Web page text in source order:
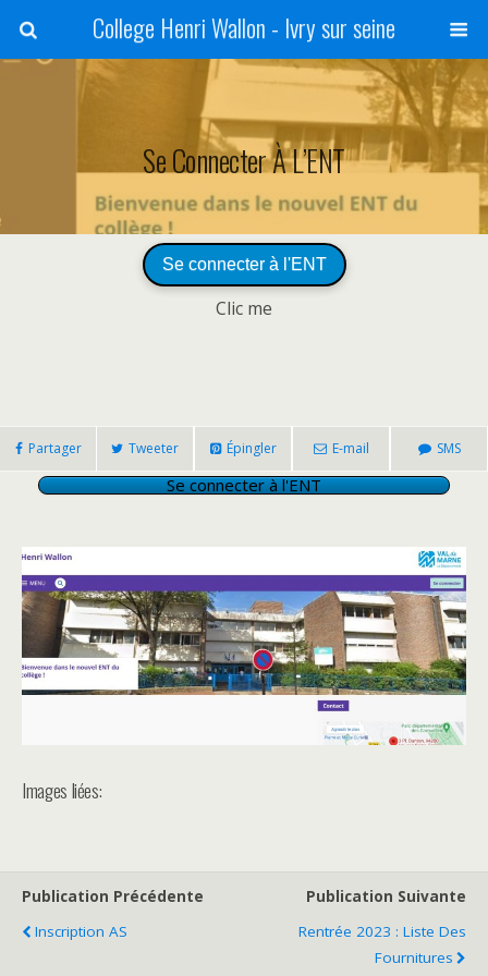
College Henri Wallon - Ivry sur seine
Se Connecter À L’ENT
Se connecter à l'ENT
Clic me
Partager Tweeter Épingler E-mail SMS
Se connecter à l'ENT
Images liées:
Publication Précédente
Inscription AS
Publication Suivante
Rentrée 2023 : Liste Des
Fournitures